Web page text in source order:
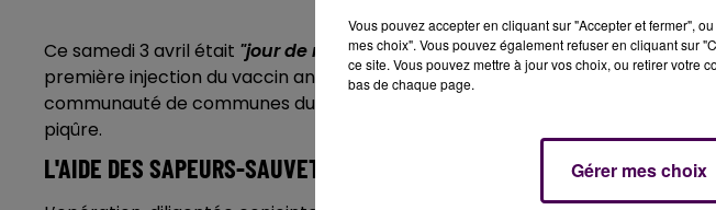
Ce samedi 3 avril était "jour de rappel"au complexe Robert-Hüwart: quatre
première injection du vaccin anti Covid-19, environ 800 personnes,
communauté de communes du Perche et âgées d’au moins 75 ans, se sont
piqûre.
L'AIDE DES SAPEURS-SAUVETEURS
Vous pouvez accepter en cliquant sur "Accepter et fermer",
mes choix". Vous pouvez également refuser en cliquant sur
ce site. Vous pouvez mettre à jour vos choix, ou retirer votre
bas de chaque page.
Gérer mes choix